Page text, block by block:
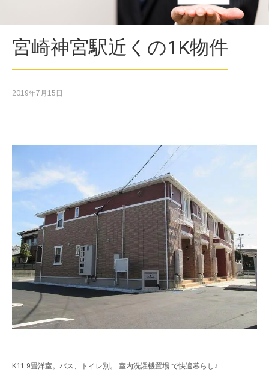
宮崎神宮駅近くの1K物件
2019年7月15日
K11.9畳洋室。バス、トイレ別。 室内洗濯機置場 で快適暮らし♪